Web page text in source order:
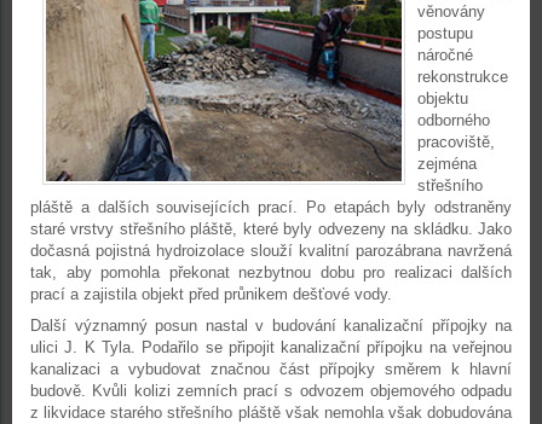
věnovány
postupu
náročné
rekonstrukce
objektu
odborného
pracoviště,
zejména
střešního
pláště a dalších souvisejících prací. Po etapách byly odstraněny
staré vrstvy střešního pláště, které byly odvezeny na skládku. Jako
dočasná pojistná hydroizolace slouží kvalitní parozábrana navržená
tak, aby pomohla překonat nezbytnou dobu pro realizaci dalších
prací a zajistila objekt před průnikem dešťové vody.
Další významný posun nastal v budování kanalizační přípojky na
ulici J. K Tyla. Podařilo se připojit kanalizační přípojku na veřejnou
kanalizaci a vybudovat značnou část přípojky směrem k hlavní
budově. Kvůli kolizi zemních prací s odvozem objemového odpadu
z likvidace starého střešního pláště však nemohla však dobudována